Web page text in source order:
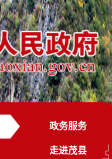
政务服务
走进茂县